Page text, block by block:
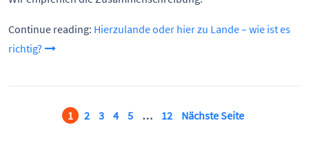
Continue reading: Hierzulande oder hier zu Lande – wie ist es
richtig?
1 2 3 4 5 … 12 Nächste Seite